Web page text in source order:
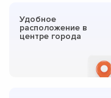
Удобное
расположение в
центре города